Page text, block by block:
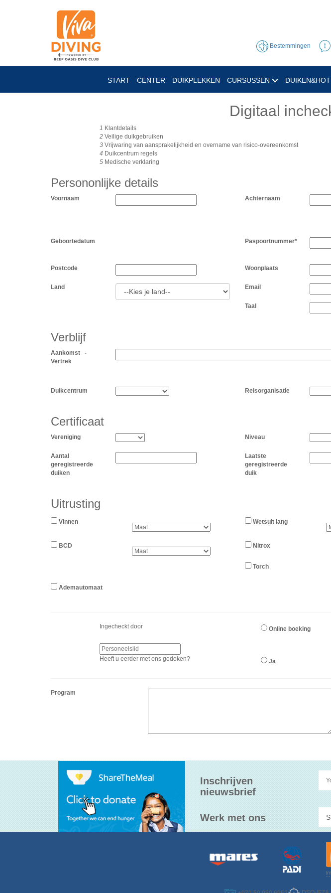
Bestemmingen
START CENTER DUIKPLEKKEN CURSUSSEN
Digitaal
1 Klantdetails
2 Veilige duikgebruiken
3 Vrijwaring van aansprakelijkheid en overname van risico-overeenkomst
4 Duikcentrum regels
5 Medische verklaring
Persononlijke details
Voornaam Achternaam
Geboortedatum Paspoortnummer*
Postcode Woonplaats
Land Email
Taal
Verblijf
Aankomst -
Vertrek
Duikcentrum Reisorganisatie
Certificaat
Vereniging Niveau
Aantal
geregistreerde
duiken
Laatste
geregistreerde
duik
Uitrusting
Vinnen Wetsuit lang
BCD Nitrox
Torch
Ademautomaat
Ingecheckt door Online boeking
Heeft u eerder met ons gedoken? Ja
Program
Inschrijven
nieuwsbrief
Werk met ons